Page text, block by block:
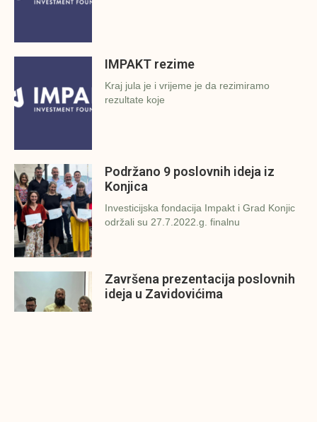
IMPAKT rezime
Kraj jula je i vrijeme je da rezimiramo
rezultate koje
Podržano 9 poslovnih ideja iz
Konjica
Investicijska fondacija Impakt i Grad Konjic
održali su 27.7.2022.g. finalnu
Završena prezentacija poslovnih
ideja u Zavidovićima